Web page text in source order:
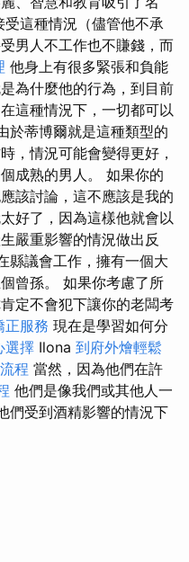
這種情況（儘管他不承
男人不工作也不賺錢，而
他身上有很多緊張和負能
為什麼他的行為，到目前
這種情況下，一切都可以
於蒂博爾就是這種類型的
，情況可能會變得更好，
成熟的男人。 如果你的
該討論，這不應該是我的
好了，因為這樣他就會以
嚴重影響的情況做出反
縣議會工作，擁有一個大
曾孫。 如果你考慮了所
定不會犯下讓你的老闆考
正服務 現在是學習如何分
選擇 Ilona 到府外燴輕鬆
程 當然，因為他們在許
他們是像我們或其他人一
們受到酒精影響的情況下